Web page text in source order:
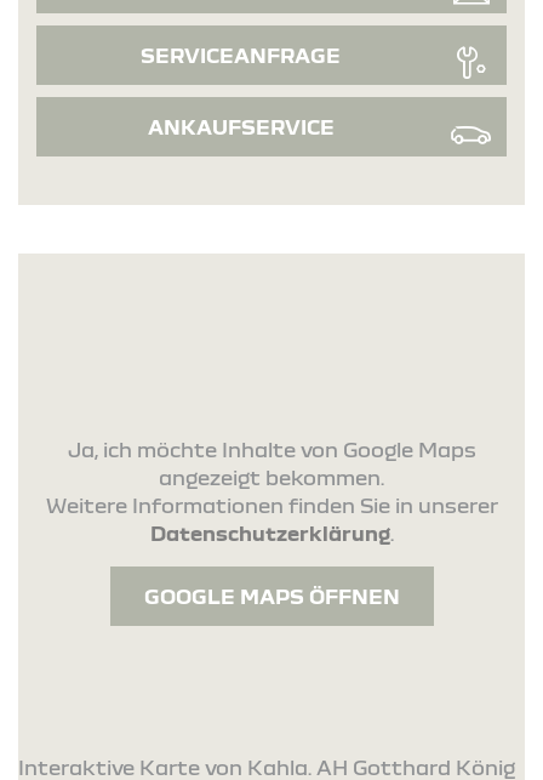
SERVICEANFRAGE
ANKAUFSERVICE
Ja, ich möchte Inhalte von Google Maps
angezeigt bekommen.
Weitere Informationen finden Sie in unserer
Datenschutzerklärung.
GOOGLE MAPS ÖFFNEN
Interaktive Karte von Kahla. AH Gotthard König